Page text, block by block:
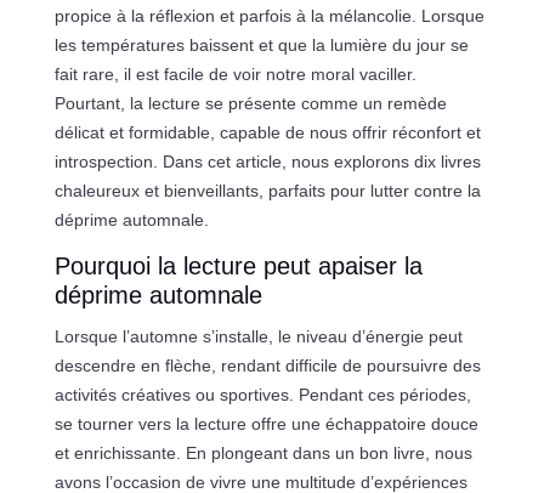
propice à la réflexion et parfois à la mélancolie. Lorsque
les températures baissent et que la lumière du jour se
fait rare, il est facile de voir notre moral vaciller.
Pourtant, la lecture se présente comme un remède
délicat et formidable, capable de nous offrir réconfort et
introspection. Dans cet article, nous explorons dix livres
chaleureux et bienveillants, parfaits pour lutter contre la
déprime automnale.
Pourquoi la lecture peut apaiser la
déprime automnale
Lorsque l’automne s’installe, le niveau d’énergie peut
descendre en flèche, rendant difficile de poursuivre des
activités créatives ou sportives. Pendant ces périodes,
se tourner vers la lecture offre une échappatoire douce
et enrichissante. En plongeant dans un bon livre, nous
avons l’occasion de vivre une multitude d’expériences